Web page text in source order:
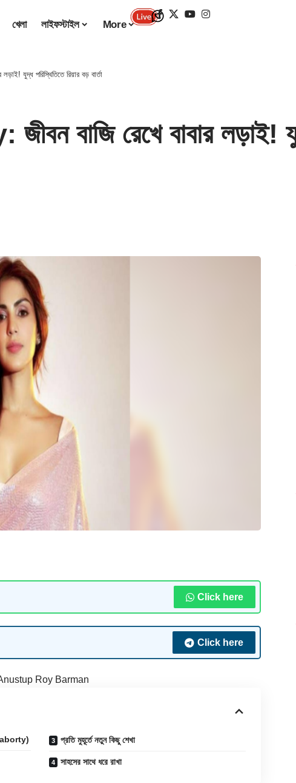
খেলা লাইফস্টাইল More
যুদ্ধ পরিস্থিতিতে রিয়ার বড় বার্তা
বাজি রেখে বাবার লড়াই!
Click here
Click here
Roy Barman
প্রতি মুহূর্তে নতুন কিছু শেখা
সাহসের সাথে ধরে রাখা